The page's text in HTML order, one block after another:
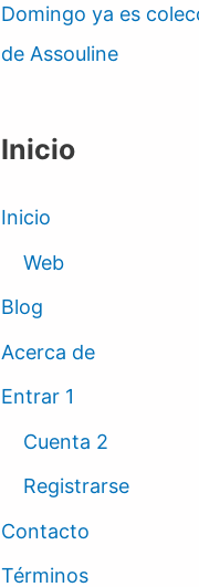
Domingo ya es
de Assouline
Inicio
Inicio
Web
Blog
Acerca de
Entrar 1
Cuenta 2
Registrarse
Contacto
Términos